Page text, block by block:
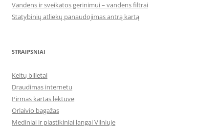
Vandens ir sveikatos gerinimui – vandens filtrai
Statybinių atliekų panaudojimas antrą kartą
STRAIPSNIAI
Keltų bilietai
Draudimas internetu
Pirmas kartas lėktuve
Orlaivio bagažas
Mediniai ir plastikiniai langai Vilniuje